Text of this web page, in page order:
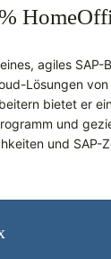
agiles SAP-
Lösungen
bietet er
und
und SAP-